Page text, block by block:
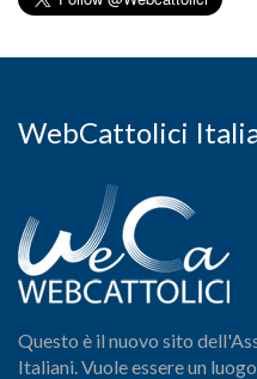
WebCattolici
Questo è il nuovo sito
Italiani. Vuole essere un